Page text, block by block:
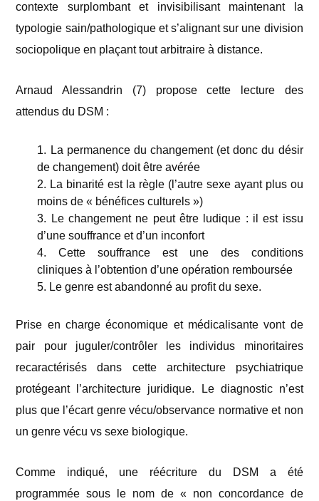
contexte surplombant et invisibilisant maintenant la
typologie sain/pathologique et s’alignant sur une division
sociopolique en plaçant tout arbitraire à distance.
Arnaud Alessandrin (7)propose cette lecture des
attendus du DSM :
1. La permanence du changement (et donc du désir
de changement) doit être avérée
2. La binarité est la règle (l’autre sexe ayant plus ou
moins de « bénéfices culturels »)
3. Le changement ne peut être ludique : il est issu
d’une souffrance et d’un inconfort
4. Cette souffrance est une des conditions
cliniques à l’obtention d’une opération remboursée
5. Le genre est abandonné au profit du sexe.
Prise en charge économique et médicalisante vont de
pair pour juguler/contrôler les individus minoritaires
recaractérisés dans cette architecture psychiatrique
protégeant l’architecture juridique. Le diagnostic n’est
plus que l’écart genre vécu/observance normative et non
un genre vécu vs sexe biologique.
Comme indiqué, une réécriture du DSM a été
programmée sous le nom de « non concordance de